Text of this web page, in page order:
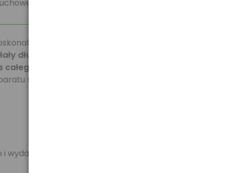
nadają się jako źródło zasilania w
dłużej w każdym aparacie słuchowym
cyklu życia baterii.
słuchowego.
zasilania.